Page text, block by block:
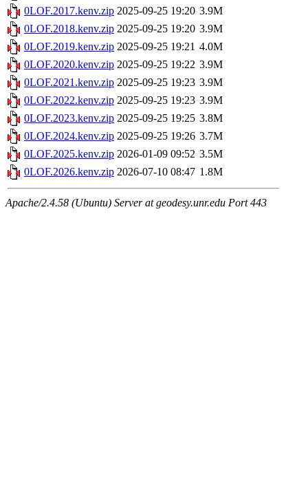
0LOF.2017.kenv.zip 2025-09-25 19:20 3.9M
0LOF.2018.kenv.zip 2025-09-25 19:20 3.9M
0LOF.2019.kenv.zip 2025-09-25 19:21 4.0M
0LOF.2020.kenv.zip 2025-09-25 19:22 3.9M
0LOF.2021.kenv.zip 2025-09-25 19:23 3.9M
0LOF.2022.kenv.zip 2025-09-25 19:23 3.9M
0LOF.2023.kenv.zip 2025-09-25 19:25 3.8M
0LOF.2024.kenv.zip 2025-09-25 19:26 3.7M
0LOF.2025.kenv.zip 2026-01-09 09:52 3.5M
0LOF.2026.kenv.zip 2026-07-10 08:47 1.8M
Apache/2.4.58 (Ubuntu) Server at geodesy.unr.edu Port 443